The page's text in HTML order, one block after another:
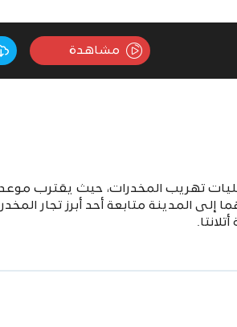
مشاهدة
تهريب المخدرات، حيث يقترب
المدينة متابعة أحد أبرز تجار